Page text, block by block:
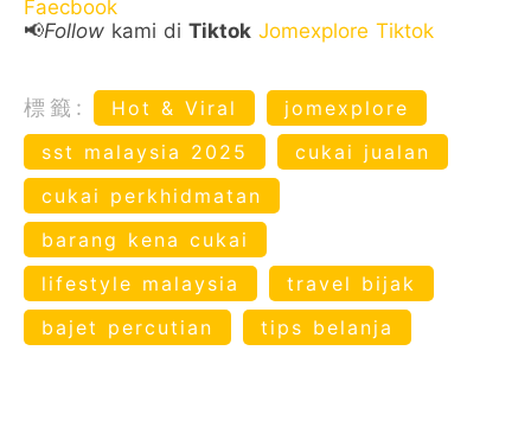
Faecbook
📢Follow kami di Tiktok Jomexplore Tiktok
標籤: Hot & Viral
jomexplore
sst malaysia 2025
cukai jualan
cukai perkhidmatan
barang kena cukai
lifestyle malaysia
travel bijak
bajet percutian
tips belanja